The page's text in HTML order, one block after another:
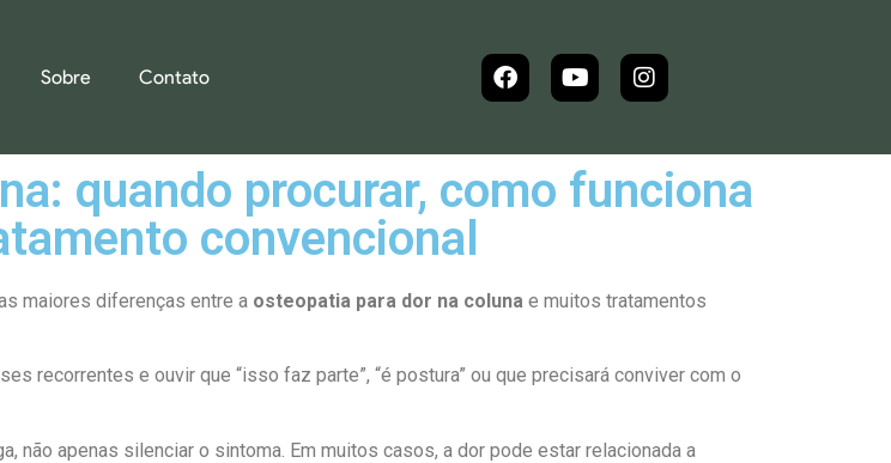
Sobre Contato
quando procurar, como funciona
convencional
maiores diferenças entre a osteopatia para dor na coluna e muitos tratamentos
recorrentes e ouvir que “isso faz parte”, “é postura” ou que precisará conviver com o
não apenas silenciar o sintoma. Em muitos casos, a dor pode estar relacionada a